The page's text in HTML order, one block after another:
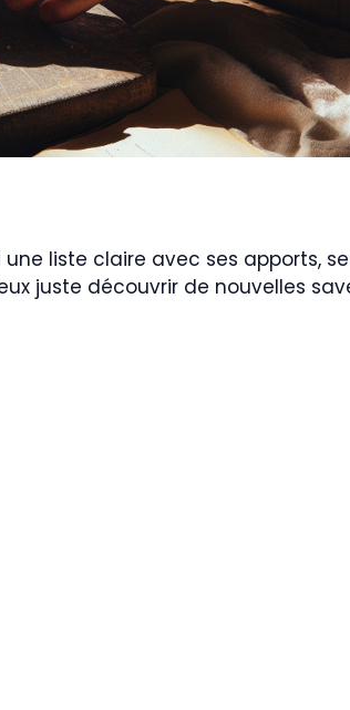
liste claire avec ses apports,
juste découvrir de nouvelles